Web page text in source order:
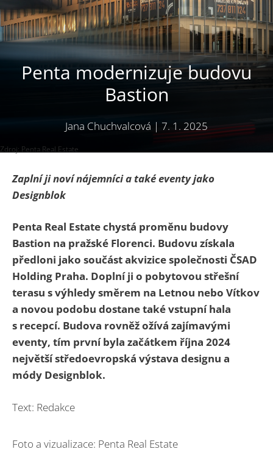
Penta modernizuje budovu
Bastion
Jana Chuchvalcová | 7. 1. 2025
Zdroj: Penta Real Estate
Zaplní ji noví nájemníci a také eventy jako
Designblok
Penta Real Estate chystá proměnu budovy
Bastion na pražské Florenci. Budovu získala
předloni jako součást akvizice společnosti ČSAD
Holding Praha. Doplní ji o pobytovou střešní
terasu s výhledy směrem na Letnou nebo Vítkov
a novou podobu dostane také vstupní hala
s recepcí. Budova rovněž ožívá zajímavými
eventy, tím první byla začátkem října 2024
největší středoevropská výstava designu a
módy Designblok.
Text: Redakce
Foto a vizualizace: Penta Real Estate